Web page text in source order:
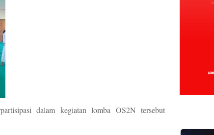
dalam kegiatan lomba OS2N tersebut